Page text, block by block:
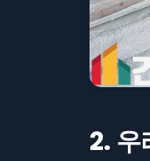
2. 우